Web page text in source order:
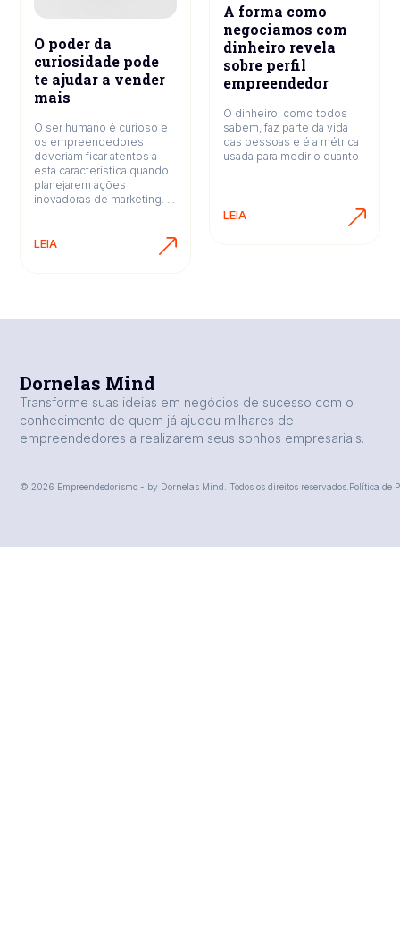
A forma como
negociamos com
dinheiro revela
sobre perfil
empreendedor
O dinheiro, como todos
sabem, faz parte da vida
das pessoas e é a métrica
usada para medir o quanto
LEIA
O poder da
curiosidade pode
te ajudar a vender
mais
O ser humano é curioso e
os empreendedores
deveriam ficar atentos a
esta característica quando
planejarem ações
inovadoras de marketing. ...
LEIA
Dornelas Mind
Transforme suas ideias em negócios de sucesso com o
conhecimento de quem já ajudou milhares de
empreendedores a realizarem seus sonhos empresariais.
© 2026 Empreendedorismo - by Dornelas Mind. Todos os direitos reservados. Política de